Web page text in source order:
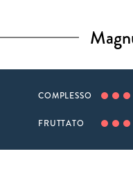
COMPLESSO
FRUTTATO